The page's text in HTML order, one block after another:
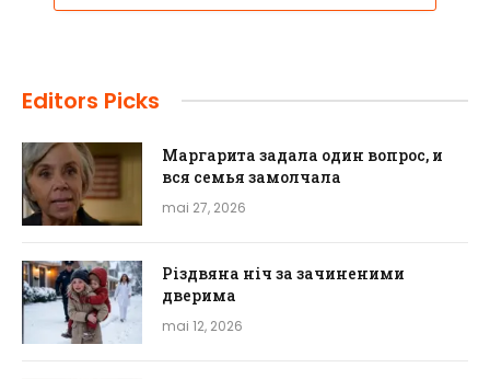
Editors Picks
Маргарита задала один вопрос, и
вся семья замолчала
mai 27, 2026
Різдвяна ніч за зачиненими
дверима
mai 12, 2026